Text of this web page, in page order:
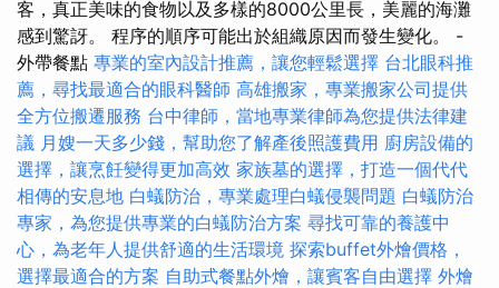
客，真正美味的食物以及多樣的8000公里長，美麗的海灘
感到驚訝。 程序的順序可能出於組織原因而發生變化。 -
外帶餐點 專業的室內設計推薦，讓您輕鬆選擇 台北眼科推
薦，尋找最適合的眼科醫師 高雄搬家，專業搬家公司提供
全方位搬遷服務 台中律師，當地專業律師為您提供法律建
議 月嫂一天多少錢，幫助您了解產後照護費用 廚房設備的
選擇，讓烹飪變得更加高效 家族墓的選擇，打造一個代代
相傳的安息地 白蟻防治，專業處理白蟻侵襲問題 白蟻防治
專家，為您提供專業的白蟻防治方案 尋找可靠的養護中
心，為老年人提供舒適的生活環境 探索buffet外燴價格，
選擇最適合的方案 自助式餐點外燴，讓賓客自由選擇 外燴